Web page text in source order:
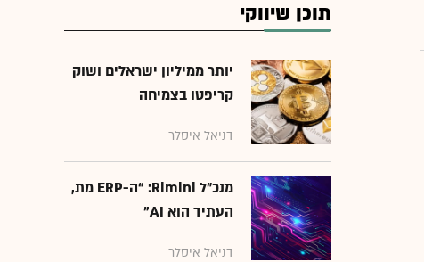
תוכן שיווקי
יותר ממיליון ישראלים ושוק
קריפטו בצמיחה
דניאל איסלר
מנכ״ל Rimini: “ה-ERP מת,
העתיד הוא AI"
דניאל איסלר